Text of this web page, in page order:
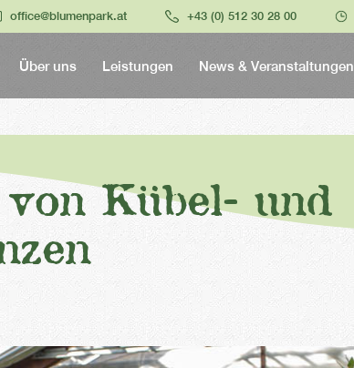
office@blumenpark.at +43 (0) 512 30 28 00
Über uns Leistungen News & Veranstaltungen
Kübel- und